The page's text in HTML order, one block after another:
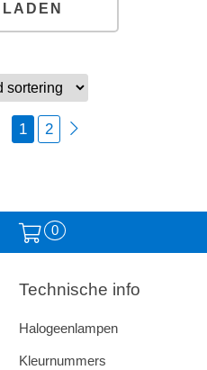
1 2
0
Technische info
Halogeenlampen
Kleurnummers